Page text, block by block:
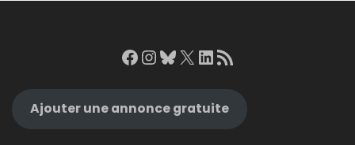
Facebook
Instagram
Bluesky
X LinkedIn
RSS Feed
Ajouter une annonce gratuite